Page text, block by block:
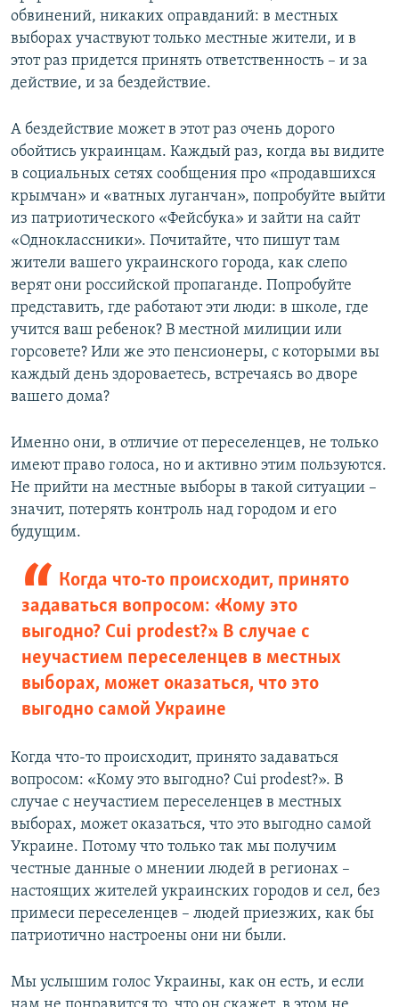
обвинений, никаких оправданий: в местных
выборах участвуют только местные жители, и в
этот раз придется принять ответственность – и за
действие, и за бездействие.
А бездействие может в этот раз очень дорого
обойтись украинцам. Каждый раз, когда вы видите
в социальных сетях сообщения про «продавшихся
крымчан» и «ватных луганчан», попробуйте выйти
из патриотического «Фейсбука» и зайти на сайт
«Одноклассники». Почитайте, что пишут там
жители вашего украинского города, как слепо
верят они российской пропаганде. Попробуйте
представить, где работают эти люди: в школе, где
учится ваш ребенок? В местной милиции или
горсовете? Или же это пенсионеры, с которыми вы
каждый день здороваетесь, встречаясь во дворе
вашего дома?
Именно они, в отличие от переселенцев, не только
имеют право голоса, но и активно этим пользуются.
Не прийти на местные выборы в такой ситуации –
значит, потерять контроль над городом и его
будущим.
Когда что-то происходит, принято
задаваться вопросом: «Кому это
выгодно? Cui prodest?». В случае с
неучастием переселенцев в местных
выборах, может оказаться, что это
выгодно самой Украине
Когда что-то происходит, принято задаваться
вопросом: «Кому это выгодно? Cui prodest?». В
случае с неучастием переселенцев в местных
выборах, может оказаться, что это выгодно самой
Украине. Потому что только так мы получим
честные данные о мнении людей в регионах –
настоящих жителей украинских городов и сел, без
примеси переселенцев – людей приезжих, как бы
патриотично настроены они ни были.
Мы услышим голос Украины, как он есть, и если